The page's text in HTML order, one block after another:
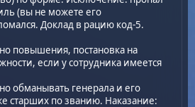
(вы не можете его
Доклад в рацию код-5.
повышения, постановка на
если у сотрудника имеется
обманывать генерала и его
старших по званию. Наказание: